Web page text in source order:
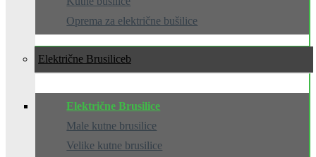
Oprema za električne bušilice
Električne Brusilice
Električne Brusilice
Male kutne brusilice
Velike kutne brusilice